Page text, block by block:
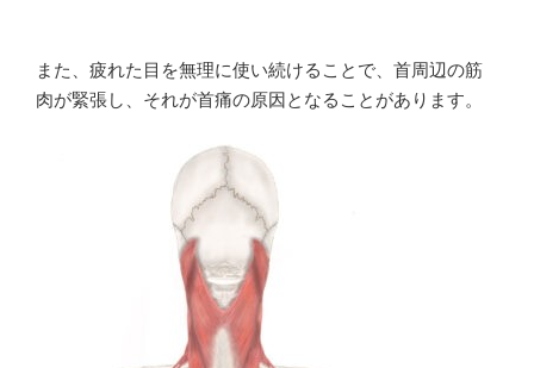
また、疲れた目を無理に使い続けることで、首周辺の筋
肉が緊張し、それが首痛の原因となることがあります。